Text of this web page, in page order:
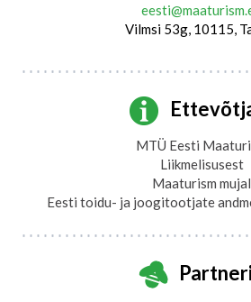
Vilmsi 53g, 10115,
MTÜ Eesti
Liikmelisusest
Maaturism mujal
Eesti toidu- ja joogitootjate